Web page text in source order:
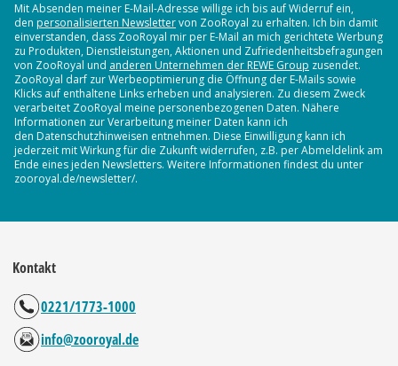
Mit Absenden meiner E-Mail-Adresse willige ich bis auf Widerruf ein,
den personalisierten Newslettervon ZooRoyal zu erhalten. Ich bin damit
einverstanden, dass ZooRoyal mir per E-Mail an mich gerichtete Werbung
zu Produkten, Dienstleistungen, Aktionen und Zufriedenheitsbefragungen
von ZooRoyal und anderen Unternehmen der REWE Group zusendet.
ZooRoyal darf zur Werbeoptimierung die Öffnung der E-Mails sowie
Klicks auf enthaltene Links erheben und analysieren. Zu diesem Zweck
verarbeitet ZooRoyal meine personenbezogenen Daten. Nähere
Informationen zur Verarbeitung meiner Daten kann ich
den Datenschutzhinweisen entnehmen. Diese Einwilligung kann ich
jederzeit mit Wirkung für die Zukunft widerrufen, z.B. per Abmeldelink am
Ende eines jeden Newsletters. Weitere Informationen findest du unter
zooroyal.de/newsletter/.
Kontakt
0221/1773-1000
info@zooroyal.de